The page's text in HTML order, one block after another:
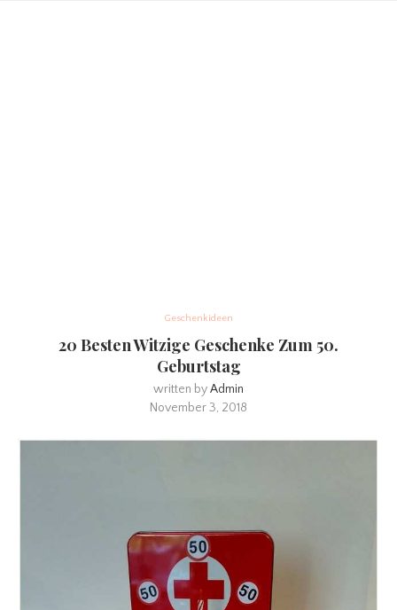
Geschenkideen
20 Besten Witzige Geschenke Zum 50.
Geburtstag
written byAdmin
November 3, 2018